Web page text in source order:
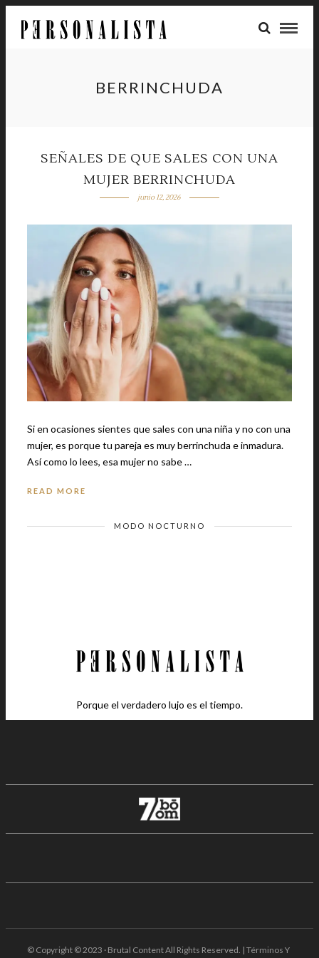
BERRINCHUDA
SEÑALES DE QUE SALES CON UNA
MUJER BERRINCHUDA
junio 12, 2026
Si en ocasiones sientes que sales con una niña y no con una
mujer, es porque tu pareja es muy berrinchuda e inmadura.
Así como lo lees, esa mujer no sabe …
READ MORE
MODO NOCTURNO
Porque el verdadero lujo es el tiempo.
© Copyright © 2023 · Brutal Content All Rights Reserved. | Términos Y